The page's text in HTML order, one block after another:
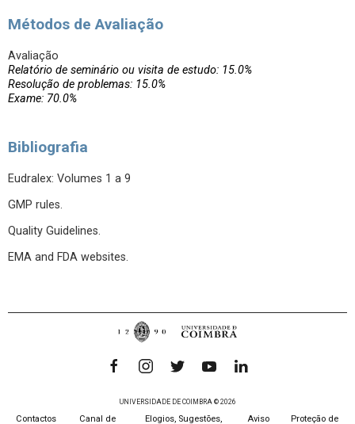
Métodos de Avaliação
Avaliação
Relatório de seminário ou visita de estudo: 15.0%
Resolução de problemas: 15.0%
Exame: 70.0%
Bibliografia
Eudralex: Volumes 1 a 9
GMP rules.
Quality Guidelines.
EMA and FDA websites.
UNIVERSIDADE DE COIMBRA © 2026
Contactos Canal de Elogios, Sugestões, Aviso Proteção de